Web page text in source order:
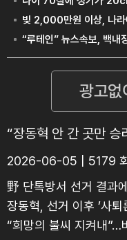
“장동혁 안 간 곳만
2026-06-05 | 5179 회
野 단톡방서 선거 결과
장동혁, 선거 이후 ’사퇴
“희망의 불씨 지켜내”…